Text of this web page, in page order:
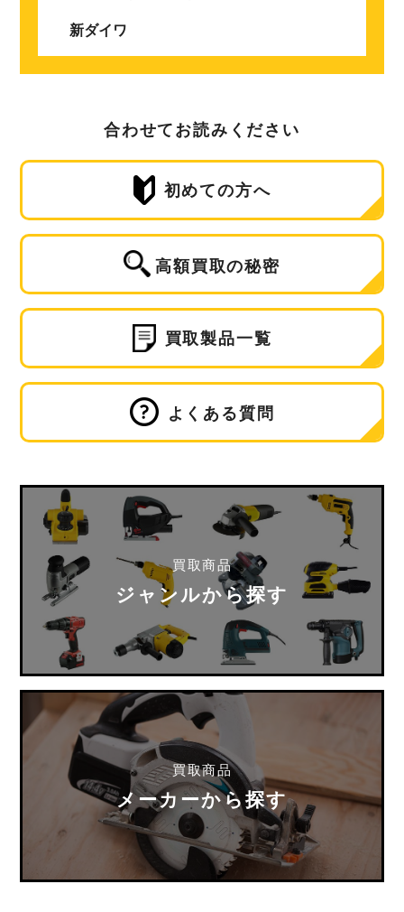
新ダイワ
合わせてお読みください
初めての方へ
高額買取の秘密
買取製品一覧
よくある質問
買取商品
ジャンルから探す
買取商品
メーカーから探す